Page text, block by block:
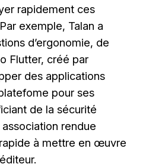
rapidement ces
exemple, Talan a
d’ergonomie, de
Flutter, créé par
des applications
pour ses
de la sécurité
rendue
à mettre en œuvre